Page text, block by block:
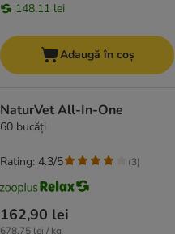
148,11 lei
Adaugă în coș
NaturVet All-In-One
60 bucăți
162,90 lei
678,75 lei / kg
Rating: 4.3/5 (3)